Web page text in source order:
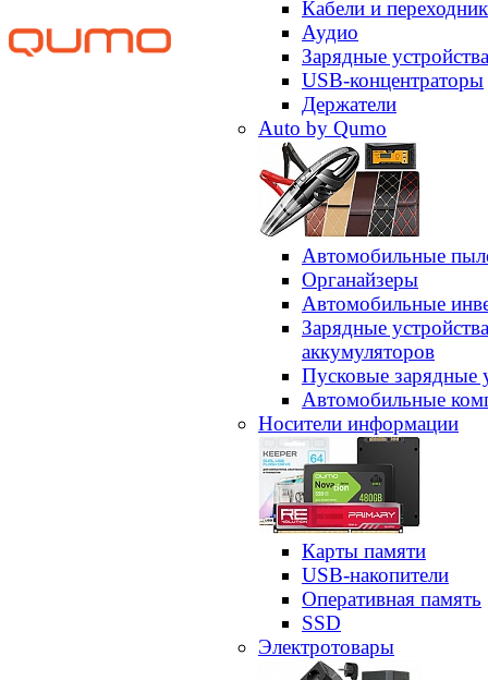
Кабели и
Аудио
Зарядные устройства
USB-концентраторы
Держатели
Auto by Qumo
Автомобильные
Органайзеры
Автомобильные
Зарядные
аккумуляторов
Пусковые зарядные
Автомобильные
Носители информации
Карты памяти
USB-накопители
Оперативная память
SSD
Электротовары